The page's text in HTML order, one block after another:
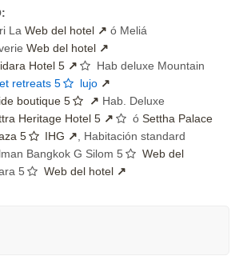
La Web del hotel
ó Meliá
Web del hotel
Hotel 5
Hab deluxe Mountain
retreats 5
lujo
boutique 5
Hab. Deluxe
Heritage Hotel 5 ó Settha Palace
5 IHG
, Habitación standard
Bangkok G Silom 5
Web del
5 Web del hotel